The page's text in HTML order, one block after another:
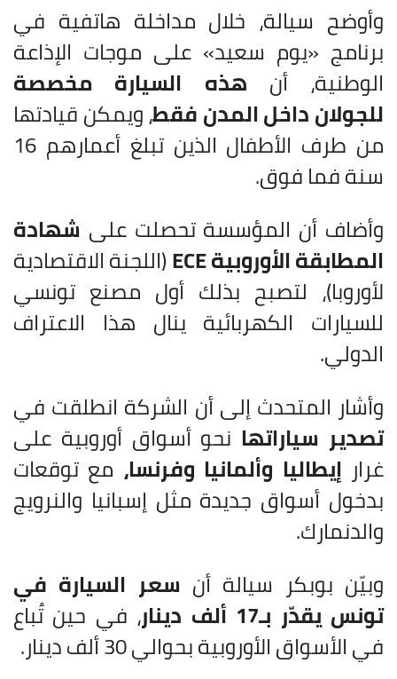
وأوضح سيالة، خلال مداخلة هاتفية في
برنامج «يوم سعيد» على موجات الإذاعة
الوطنية، أن هذه السيارة مخصصة
للجولان داخل المدن فقط، ويمكن قيادتها
من طرف الأطفال الذين تبلغ أعمارهم 16
سنة فما فوق.
وأضاف أن المؤسسة تحصلت على شهادة
المطابقة الأوروبيةECE(اللجنة الاقتصادية
لأوروبا)، لتصبح بذلك أول مصنع تونسي
للسيارات الكهربائية ينال هذا الاعتراف
الدولي.
وأشار المتحدث إلى أن الشركة انطلقت في
تصدير سياراتها نحو أسواق أوروبية على
غرار إيطاليا وألمانيا وفرنسا، مع توقعات
بدخول أسواق جديدة مثل إسبانيا والنرويج
والدنمارك.
وبيّن بوبكر سيالة أن سعر السيارة في
تونس يقدّر بـ17 ألف دينار ، في حين تُباع
في الأسواق الأوروبية بحوالي 30 ألف دينار.